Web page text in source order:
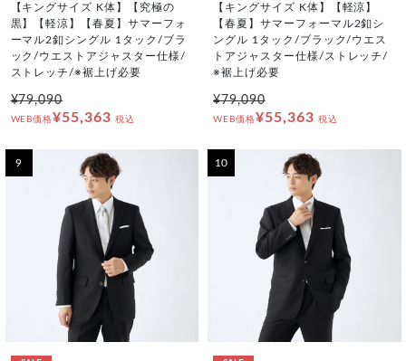
【キングサイズ K体】【究極の
黒】【軽涼】【春夏】サマーフォ
ーマル2釦シングル 1タック/ブラ
ック/ウエストアジャスター仕様/
ストレッチ/※裾上げ必要
¥79,090
WEB価格¥55,363 税込
【キングサイズ K体】【軽涼】
【春夏】サマーフォーマル2釦シ
ングル 1タック/ブラック/ウエス
トアジャスター仕様/ストレッチ/
※裾上げ必要
¥79,090
WEB価格¥55,363 税込
9 10